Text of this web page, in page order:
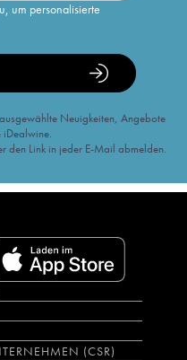
um personalisierte
Neuigkeiten, Angebote
iDealwine.
den Link in jeder E-Mail abmelden.
(CSR)